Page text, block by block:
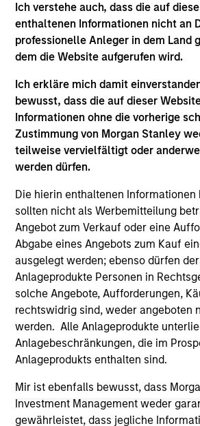
Ich verstehe auch, dass die auf
enthaltenen Informationen nicht an
professionelle Anleger in dem Land
dem die Website aufgerufen wird.
Ich erkläre mich damit
bewusst, dass die auf dieser
Informationen ohne die vorherige
Zustimmung von Morgan Stanley
teilweise vervielfältigt oder
werden dürfen.
Die hierin enthaltenen Informationen
sollten nicht als Werbemitteilung
Angebot zum Verkauf oder eine
Abgabe eines Angebots zum Kauf
ausgelegt werden; ebenso dürfen
Anlageprodukte Personen in
solche Angebote, Aufforderungen,
rechtswidrig sind, weder angeboten
werden. Alle Anlageprodukte
Anlagebeschränkungen, die im
Anlageprodukts enthalten sind.
Mir ist ebenfalls bewusst, dass
Investment Management weder
gewährleistet, dass jegliche
As of July 25, 2025. The above is
and educational purposes only. There
the investment mentioned resulted in
(for realized holdings), or will perform
current holdings). The trademarks and
are the property of their respective
on this website has not been
otherwise approved by such owners.
links shown here, you agree that you
third party site. We are providing these
not and does not imply any
investigation, verification or
information contained in any
shall we be responsible for the
the site or your use of such site.